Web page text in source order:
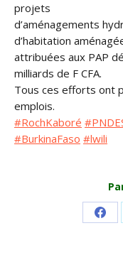
projets
d’aménagements
d’habitation
attribuées aux PAP
milliards de F CFA.
Tous ces efforts ont
emplois.
#RochKaboré
#BurkinaFaso #lwili